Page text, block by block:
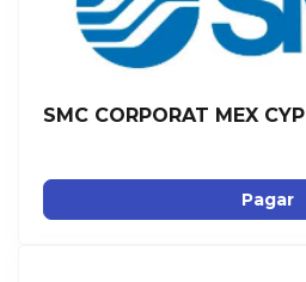
SMC CORPORAT MEX CYP
Pagar